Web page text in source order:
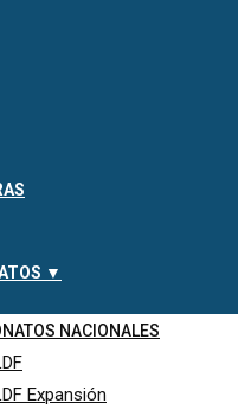
▼
NACIONALES
Expansión